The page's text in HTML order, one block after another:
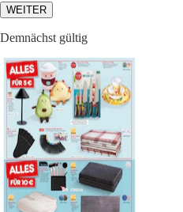
WEITER
Demnächst gültig